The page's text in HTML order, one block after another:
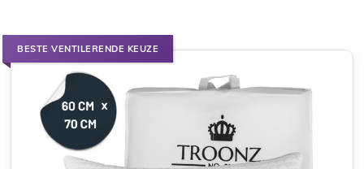
BESTE VENTILERENDE KEUZE